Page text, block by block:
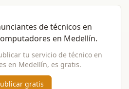
detécnicos en
en Medellín.
tu servicio de técnico en
en Medellín, es gratis.
gratis